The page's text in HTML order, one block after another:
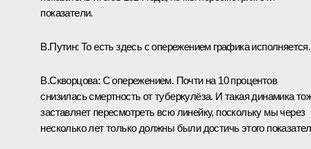
показатели.
В.Путин: То есть здесь с опережением графика исполняется.
В.Скворцова: С опережением. Почти на 10 процентов
снизилась смертность от туберкулёза. И такая динамика
заставляет пересмотреть всю линейку, поскольку мы через
несколько лет только должны были достичь этого